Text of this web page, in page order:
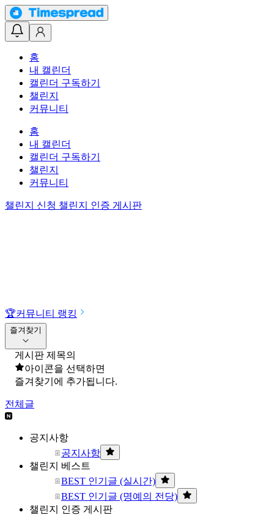
홈
내 캘린더
캘린더 구독하기
챌린지
커뮤니티
홈
내 캘린더
캘린더 구독하기
챌린지
커뮤니티
챌린지 신청 챌린지 인증 게시판
🏆커뮤니티 랭킹
즐겨찾기
게시판 제목의
아이콘을 선택하면
즐겨찾기에 추가됩니다.
전체글
공지사항
공지사항
챌린지 베스트
BEST 인기글 (실시간)
BEST 인기글 (명예의 전당)
챌린지 인증 게시판